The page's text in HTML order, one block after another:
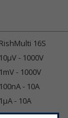
RishMulti 16S
10µV - 1000V
1mV - 1000V
100nA - 10A
1µA - 10A
- 30MΩ